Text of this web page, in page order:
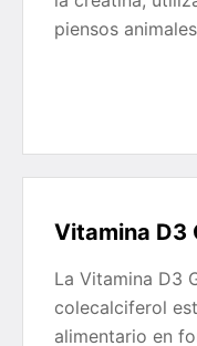
piensos
Vitamina D3
La Vitamina D3
colecalciferol
alimentario en